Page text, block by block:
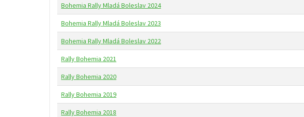
Bohemia Rally Mladá Boleslav 2024
Bohemia Rally Mladá Boleslav 2023
Bohemia Rally Mladá Boleslav 2022
Rally Bohemia 2021
Rally Bohemia 2020
Rally Bohemia 2019
Rally Bohemia 2018